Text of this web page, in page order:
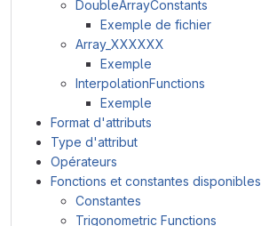
DoubleArrayConstants
Exemple de fichier
Array_XXXXXX
Exemple
InterpolationFunctions
Exemple
Format d'attributs
Type d'attribut
Opérateurs
Fonctions et constantes disponibles
Constantes
Trigonometric Functions